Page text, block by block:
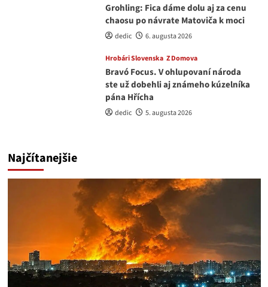
Grohling: Fica dáme dolu aj za cenu
chaosu po návrate Matoviča k moci
dedic 6. augusta 2026
Hrobári Slovenska Z Domova
Bravó Focus. V ohlupovaní národa
ste už dobehli aj známeho kúzelníka
pána Hřícha
dedic 5. augusta 2026
Najčítanejšie